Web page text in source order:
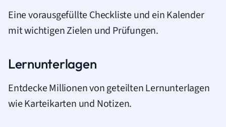
Eine vorausgefüllte Checkliste und ein Kalender
mit wichtigen Zielen und Prüfungen.
Lernunterlagen
Entdecke Millionen von geteilten Lernunterlagen
wie Karteikarten und Notizen.